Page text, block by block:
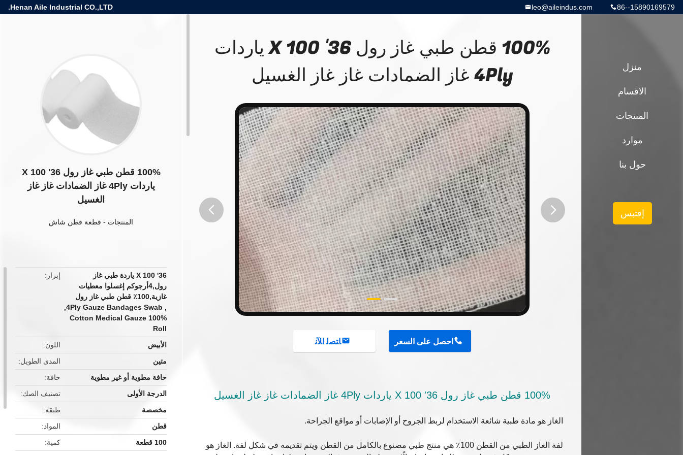
Henan Aile Industrial CO.,LTD. 86--15890169579
leo@aileindus.com
100% قطن طبي غاز رول 36' X 100
ياردات 4Ply غاز الضمادات غاز غاز
الغسيل
المنتجات - قطعة قطن شاش
إبراز
36' X 100 ياردة طبي غاز
رول,4أرجوكم إغسلوا معطيات
غازية,100٪ قطن طبي غاز رول
,
4Ply Gauze Bandages Swab
,
100% Cotton Medical Gauze
Roll
اللون
الأبيض
المدى الطويل
متين
حافة
حافة مطوية أو غير مطوية
تصنيف الصك
الدرجة الأولى
طبقة
مخصصة
المواد
قطن
كمية
100 قطعة
100% قطن طبي غاز رول 36' X 100 ياردات
4Ply غاز الضمادات غاز غاز الغسيل
احصل على السعر ﺎﺘﺼﻟ ﺍﻶﻧ
100% قطن طبي غاز رول 36' X 100 ياردات 4Ply غاز الضمادات غاز غاز الغسيل
الغاز هو مادة طبية شائعة الاستخدام لربط الجروح أو الإصابات أو مواقع الجراحة.
لفة الغاز الطبي من القطن 100٪ هي منتج طبي مصنوع بالكامل من القطن ويتم تقديمه في شكل لفة. الغاز هو
منزل
الاقسام
المنتجات
موارد
حول بنا
إقتبس